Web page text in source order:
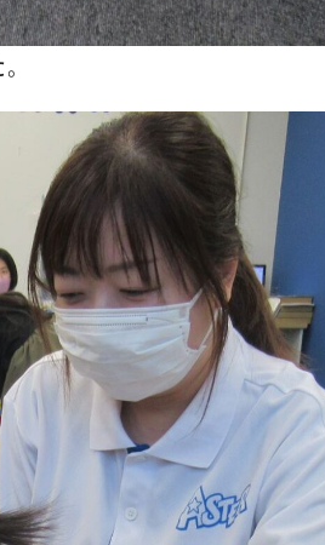
クセス
よくあるご質問
問い合わせ
体向け出張英会話
着情報